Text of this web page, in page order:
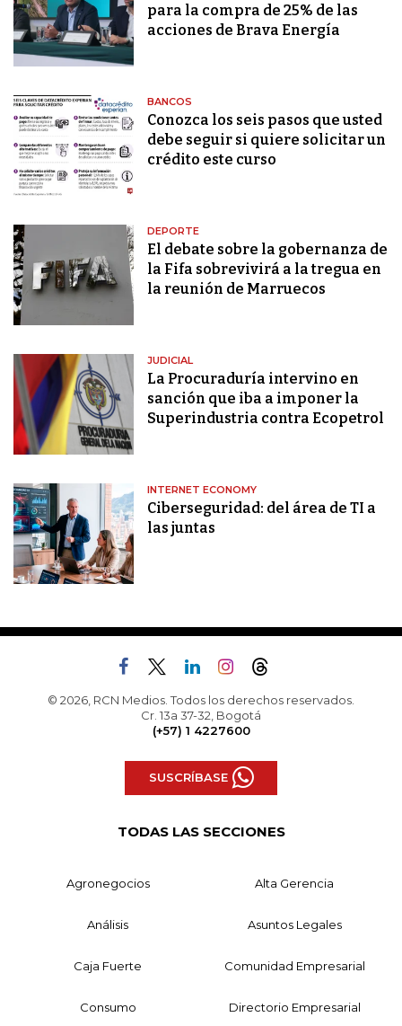
para la compra de 25% de las
acciones de Brava Energía
BANCOS
Conozca los seis pasos que usted
debe seguir si quiere solicitar un
crédito este curso
DEPORTE
El debate sobre la gobernanza de
la Fifa sobrevivirá a la tregua en
la reunión de Marruecos
JUDICIAL
La Procuraduría intervino en
sanción que iba a imponer la
Superindustria contra Ecopetrol
INTERNET ECONOMY
Ciberseguridad: del área de TI a
las juntas
© 2026, RCN Medios. Todos los derechos reservados.
Cr. 13a 37-32, Bogotá
(+57) 1 4227600
SUSCRÍBASE
TODAS LAS SECCIONES
Agronegocios Alta Gerencia
Análisis Asuntos Legales
Caja Fuerte Comunidad Empresarial
Consumo Directorio Empresarial